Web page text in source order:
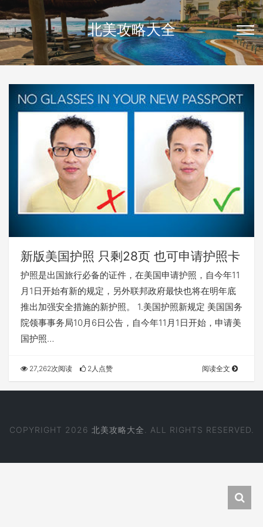
北美攻略大全
新版美国护照 只剩28页 也可申请护照卡
护照是出国旅行必备的证件，在美国申请护照，自今年11
月1日开始有新的规定，另外联邦政府最快也将在明年底
推出加强安全措施的新护照。 1.美国护照新规定 美国国务
院领事事务局10月6日公告，自今年11月1日开始，申请美
国护照…
27,262次阅读 2人点赞 阅读全文
COPYRIGHT 2026 北美攻略大全 . ALL RIGHTS RESERVED.